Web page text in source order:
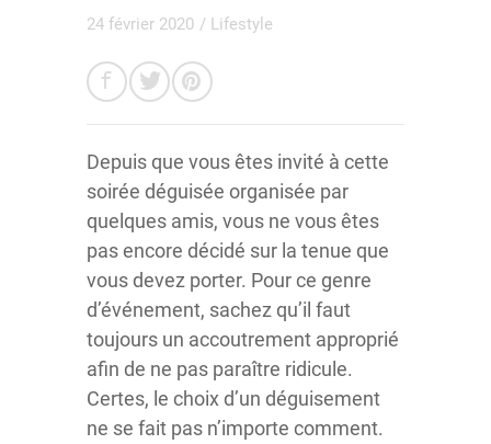
24 février 2020 / Lifestyle
Depuis que vous êtes invité à cette
soirée déguisée organisée par
quelques amis, vous ne vous êtes
pas encore décidé sur la tenue que
vous devez porter. Pour ce genre
d’événement, sachez qu’il faut
toujours un accoutrement approprié
afin de ne pas paraître ridicule.
Certes, le choix d’un déguisement
ne se fait pas n’importe comment.